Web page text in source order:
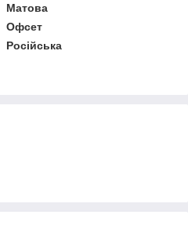
Матова
Офсет
Російська